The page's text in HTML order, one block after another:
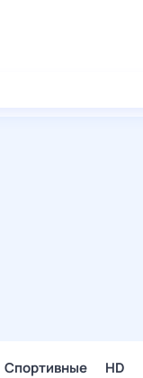
Спортивные HD